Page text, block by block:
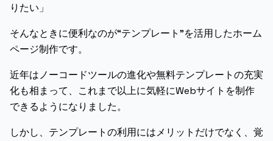
りたい」
そんなときに便利なのが“テンプレート”を活用したホーム
ページ制作です。
近年はノーコードツールの進化や無料テンプレートの充実
化も相まって、これまで以上に気軽にWebサイトを制作
できるようになりました。
しかし、テンプレートの利用にはメリットだけでなく、覚